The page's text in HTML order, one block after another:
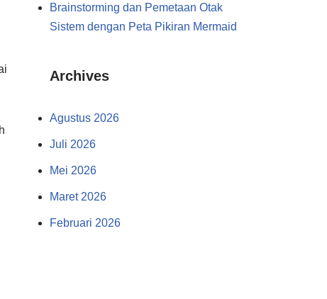
Brainstorming dan Pemetaan Otak
Sistem dengan Peta Pikiran Mermaid
Archives
Agustus 2026
Juli 2026
Mei 2026
Maret 2026
Februari 2026